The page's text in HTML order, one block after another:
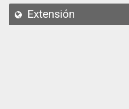
API
Extensión